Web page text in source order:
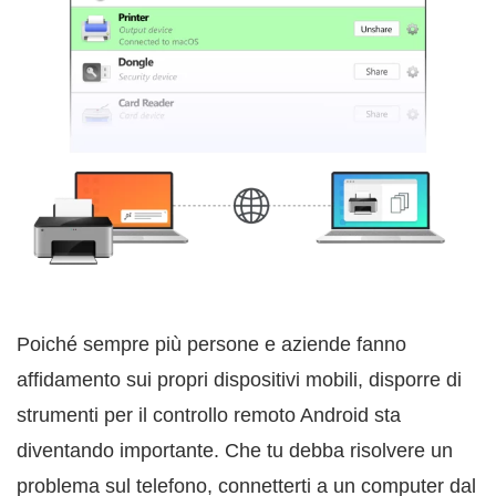
Poiché sempre più persone e aziende fanno
affidamento sui propri dispositivi mobili, disporre di
strumenti per il controllo remoto Android sta
diventando importante. Che tu debba risolvere un
problema sul telefono, connetterti a un computer dal